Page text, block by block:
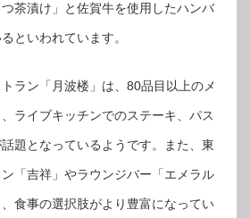
茶漬け」と佐賀牛を使用したハンバ
といわれています。
ラン「月波楼」は、80品目以上のメ
ライブキッチンでのステーキ、パス
題となっているようです。また、東
「吉祥」やラウンジバー「エメラル
食事の選択肢がより豊富になってい